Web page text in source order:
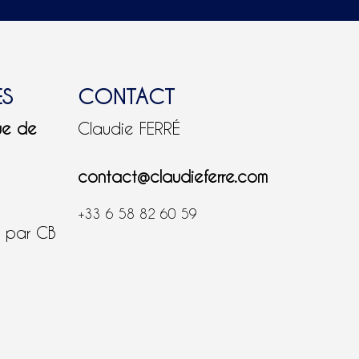
de
CB
CONTACT
Claudie FERRÉ
contact@claudieferre.com
+33 6 58 82 60 59